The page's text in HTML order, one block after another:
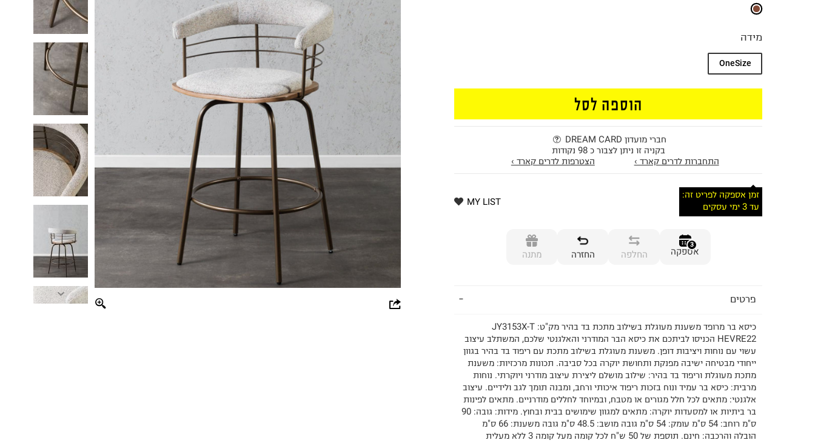
מידה
OneSize
הוספה לסל
חברי מועדון DREAM CARD
בקניה זו ניתן לצבור כ 98 נקודות
התחברות לדרים קארד ›
הצטרפות לדרים קארד ›
זמן אספקה לפריט זה:
עד 3 ימי עסקים
MY LIST
3
אספקה החלפה החזרה מתנה
פרטים
כיסא בר מרופד משענת מעוגלת בשילוב מתכת בד בהיר מק"ט: JY3153X-T
HEVRE22 הכניסו לביתכם את כיסא הבר המודרני והאלגנטי שלכם, המשתלב עיצוב
עשוי עם נוחות ויציבות דופן. משענת מעוגלת בשילוב מתכת עם ריפוד בד בהיר בגוון
ייחודי מבטיחה ישיבה מפנקת ותחושת יוקרה בכל סביבה. תכונות מרכזיות: משענת
מתכת מעוגלת וריפוד בד בהיר: שילוב מושלם ליצירת עיצוב מודרני ויוקרתי. נוחות
מרבית: כיסא בר עמיד ונוח בזכות ריפוד איכותי ורחב, ומבנה תומך לגב ולידיים. עיצוב
אלגנטי: מתאים לכל חלל מגורים או מטבח, ובמיוחד לחללים מודרניים. מתאים לפינות
בר ביתיות או למסעדות יוקרה: מתאים למגוון שימושים בבית ובחוץ. מידות: גובה: 90
ס"מ רוחב: 54 ס"מ עומק: 54 ס"מ גובה מושב: 48.5 ס"מ גובה משענת: 66 ס"מ
הובלה והרכבה: חינם. תוספת של 50 ש"ח לכל קומה מעל קומה 3 ללא מעלית